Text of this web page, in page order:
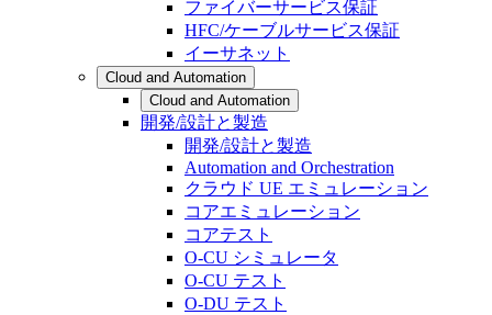
ファイバーサービス保証
HFC/ケーブルサービス保証
イーサネット
Cloud and Automation
Cloud and Automation
開発/設計と製造
開発/設計と製造
Automation and Orchestration
クラウド UE エミュレーション
コアエミュレーション
コアテスト
O-CU シミュレータ
O-CU テスト
O-DU テスト